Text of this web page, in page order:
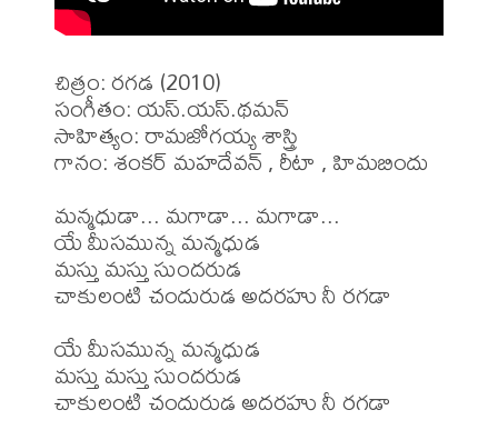
చిత్రం: రగడ (2010)
సంగీతం: యస్.యస్.థమన్
సాహిత్యం: రామజోగయ్య శాస్త్రి
గానం: శంకర్ మహదేవన్ , రీటా , హిమబిందు
మన్మధుడా... మగాడా... మగాడా...
యే మీసమున్న మన్మధుడ
మస్తు మస్తు సుందరుడ
చాకులంటి చందురుడ అదరహు నీ రగడా
యే మీసమున్న మన్మధుడ
మస్తు మస్తు సుందరుడ
చాకులంటి చందురుడ అదరహు నీ రగడా